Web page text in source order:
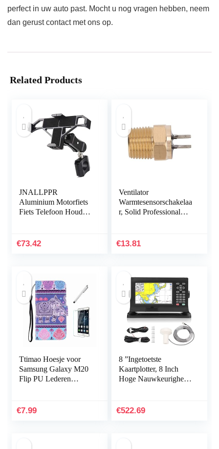
perfect in uw auto past. Mocht u nog vragen hebben, neem
dan gerust contact met ons op.
Related Products
JNALLPPR
Aluminium Motorfiets
Fiets Telefoon Houder
stuurmachines hnjxn
€73.42
Ventilator
Warmtesensorschakelaa
r, Solid Professional
voor ATV-accessoires
€13.81
Ttimao Hoesje voor
Samsung Galaxy M20
Flip PU Lederen
Protector met
€7.99
8 ”Ingetoetste
Kaartplotter, 8 Inch
Hoge Nauwkeurigheid
Ingetoetste Assist…
€522.69